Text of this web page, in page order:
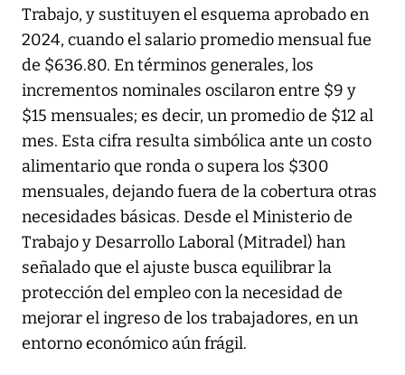
Trabajo, y sustituyen el esquema aprobado en
2024, cuando el salario promedio mensual fue
de $636.80. En términos generales, los
incrementos nominales oscilaron entre $9 y
$15 mensuales; es decir, un promedio de $12 al
mes. Esta cifra resulta simbólica ante un costo
alimentario que ronda o supera los $300
mensuales, dejando fuera de la cobertura otras
necesidades básicas. Desde el Ministerio de
Trabajo y Desarrollo Laboral (Mitradel) han
señalado que el ajuste busca equilibrar la
protección del empleo con la necesidad de
mejorar el ingreso de los trabajadores, en un
entorno económico aún frágil.